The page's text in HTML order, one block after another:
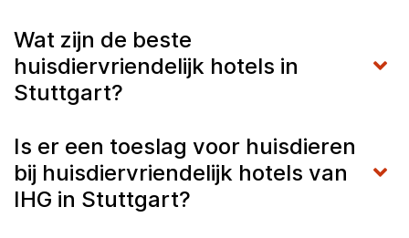
Wat zijn de beste
huisdiervriendelijk hotels in
Stuttgart?
Is er een toeslag voor huisdieren
bij huisdiervriendelijk hotels van
IHG in Stuttgart?